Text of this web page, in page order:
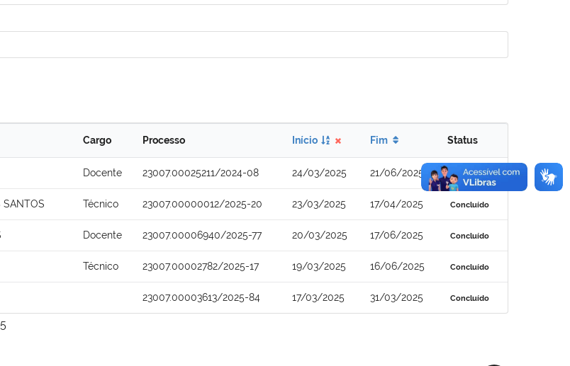
Cargo Processo Início Fim Status
Docente 23007.00025211/2024-08 24/03/2025 21/06/2025 Concluído
SANTOS Técnico 23007.00000012/2025-20 23/03/2025 17/04/2025 Concluído
Docente 23007.00006940/2025-77 20/03/2025 17/06/2025 Concluído
Técnico 23007.00002782/2025-17 19/03/2025 16/06/2025 Concluído
23007.00003613/2025-84 17/03/2025 31/03/2025 Concluído
5